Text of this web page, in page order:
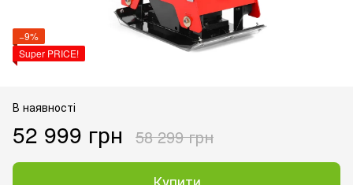
−9%
Super PRICE!
В наявності
52 999 грн 58 299 грн
Купити